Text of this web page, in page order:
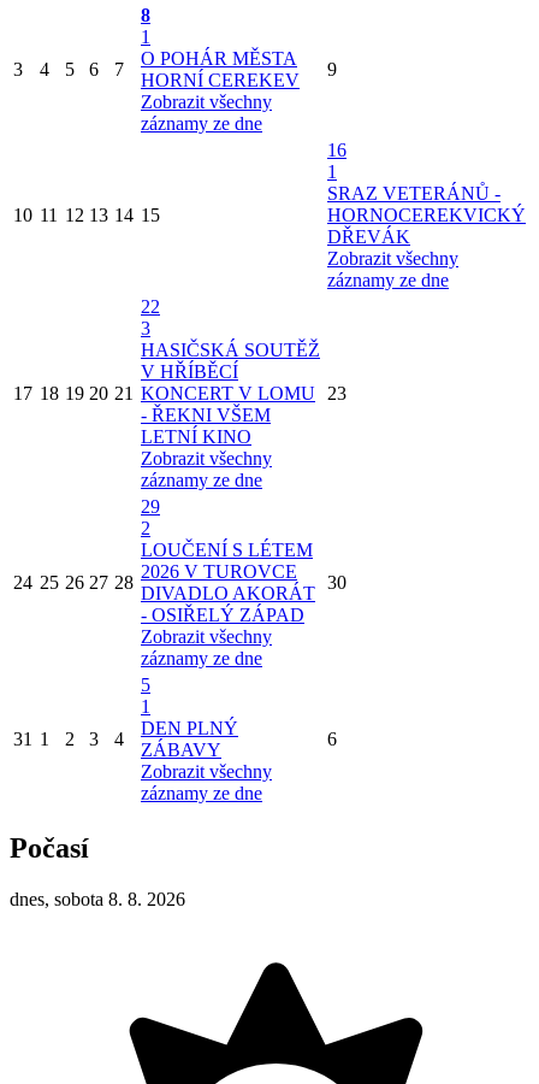
3 4 5 6 7
8
1
O POHÁR MĚSTA
HORNÍ CEREKEV
Zobrazit všechny
záznamy ze dne
9
10 11 12 13 14 15
16
1
SRAZ VETERÁNŮ -
HORNOCEREKVICKÝ
DŘEVÁK
Zobrazit všechny
záznamy ze dne
17 18 19 20 21
22
3
HASIČSKÁ SOUTĚŽ
V HŘÍBĚCÍ
KONCERT V LOMU
- ŘEKNI VŠEM
LETNÍ KINO
Zobrazit všechny
záznamy ze dne
23
24 25 26 27 28
29
2
LOUČENÍ S LÉTEM
2026 V TUROVCE
DIVADLO AKORÁT
- OSIŘELÝ ZÁPAD
Zobrazit všechny
záznamy ze dne
30
31 1 2 3 4
5
1
DEN PLNÝ
ZÁBAVY
Zobrazit všechny
záznamy ze dne
6
Počasí
dnes, sobota 8. 8. 2026